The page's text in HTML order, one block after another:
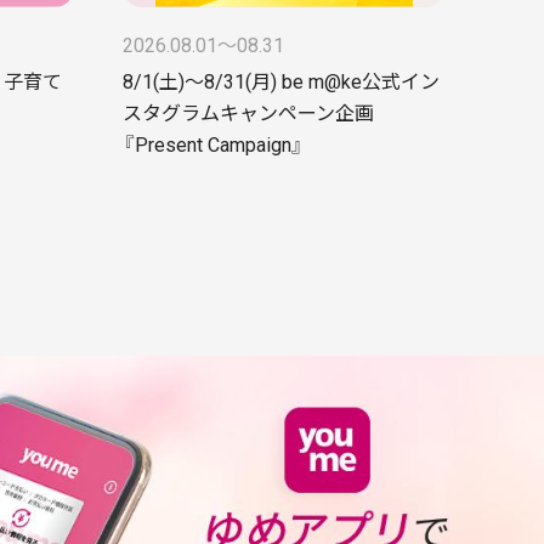
育て
2026.08.01〜08.31
8/1(土)～8/31(月) be m@ke公式イン
スタグラムキャンペーン企画
『Present Campaign』